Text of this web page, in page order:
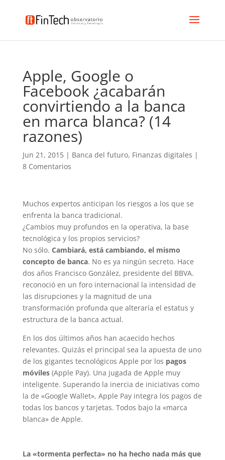
Apple, Google o
Facebook ¿acabarán
convirtiendo a la banca
en marca blanca? (14
razones)
Jun 21, 2015| Banca del futuro, Finanzas digitales |
8 Comentarios
Muchos expertos anticipan los riesgos a los que se
enfrenta la banca tradicional.
¿Cambios muy profundos en la operativa, la base
tecnológica y los propios servicios?
No sólo. Cambiará, está cambiando, el mismo
concepto de banca. No es ya ningún secreto. Hace
dos años Francisco González, presidente del BBVA.
reconoció en un foro internacional la intensidad de
las disrupciones y la magnitud de una
transformación profunda que alteraría el estatus y
estructura de la banca actual.
En los dos últimos años han acaecido hechos
relevantes. Quizás el principal sea la apuesta de uno
de los gigantes tecnológicos Apple por los pagos
móviles(Apple Pay). Una jugada de Apple muy
inteligente. Superando la inercia de iniciativas como
la de «Google Wallet», Apple Pay integra los pagos de
todas los bancos y tarjetas. Todos bajo la «marca
blanca» de Apple.
La «tormenta perfecta» no ha hecho nada más que